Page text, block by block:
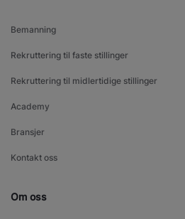
Bemanning
Rekruttering til faste stillinger
Rekruttering til midlertidige stillinger
Academy
Bransjer
Kontakt oss
Om oss